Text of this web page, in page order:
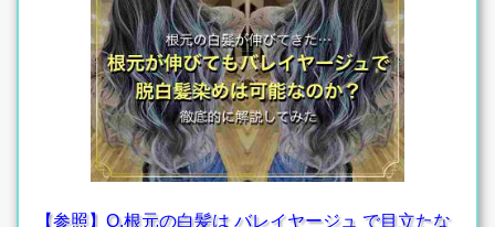
【参照】Q.根元の白髪は バレイヤージュ で目立たな